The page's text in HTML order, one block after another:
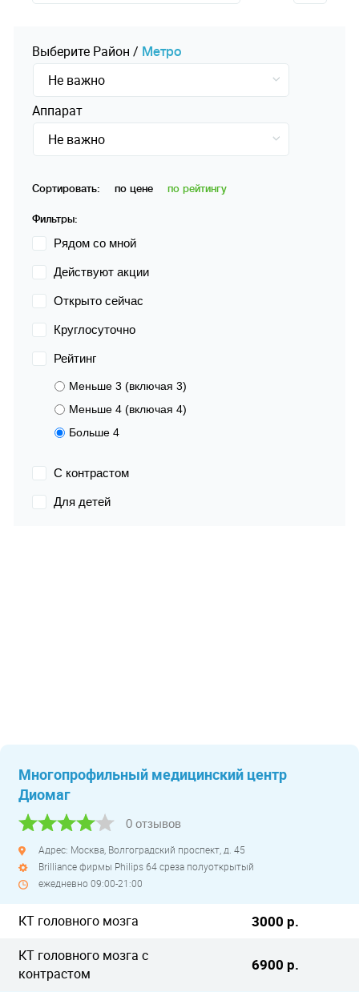
Выберите Pайон / Mетро
Не важно
Аппарат
Не важно
Сортировать: по цене по рейтингу
Фильтры:
Рядом со мной
Действуют акции
Открыто сейчас
Круглосуточно
Рейтинг
Меньше 3 (включая 3)
Меньше 4 (включая 4)
Больше 4
С контрастом
Для детей
Многопрофильный медицинский центр
Диомаг
0 отзывов
Адрес: Москва, Волгоградский проспект, д. 45
Brilliance фирмы Philips 64 среза полуоткрытый
ежедневно 09:00-21:00
КТ головного мозга 3000 р.
КТ головного мозга с
контрастом
6900 р.